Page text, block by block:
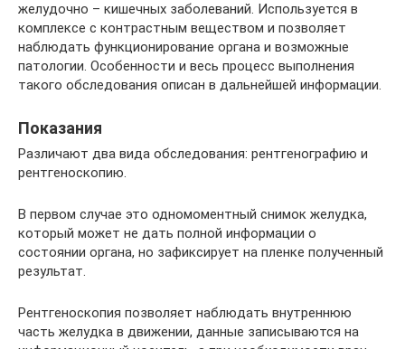
желудочно – кишечных заболеваний. Используется в
комплексе с контрастным веществом и позволяет
наблюдать функционирование органа и возможные
патологии. Особенности и весь процесс выполнения
такого обследования описан в дальнейшей информации.
Показания
Различают два вида обследования: рентгенографию и
рентгеноскопию.
В первом случае это одномоментный снимок желудка,
который может не дать полной информации о
состоянии органа, но зафиксирует на пленке полученный
результат.
Рентгеноскопия позволяет наблюдать внутреннюю
часть желудка в движении, данные записываются на